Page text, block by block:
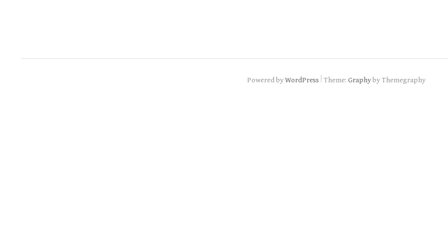
Powered byWordPress Theme: Graphyby Themegraphy